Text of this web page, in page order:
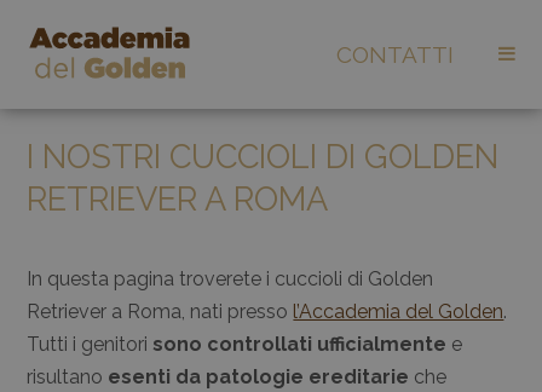
CONTATTI
I NOSTRI CUCCIOLI DI GOLDEN
RETRIEVER A ROMA
In questa pagina troverete i cuccioli di Golden
Retriever a Roma, nati presso l’Accademia del Golden.
Tutti i genitori sono controllati ufficialmente e
risultano esenti da patologie ereditarie che